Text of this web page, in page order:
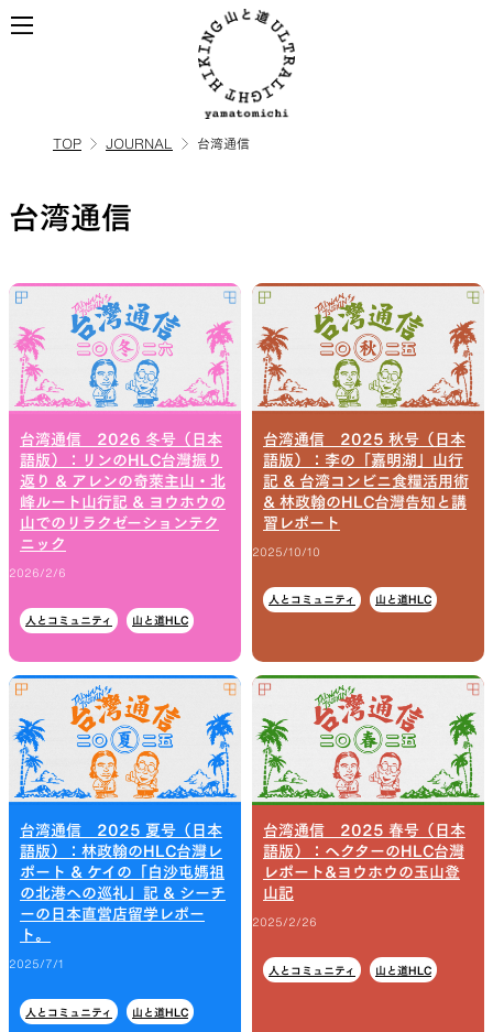
全ての製品を見る
ULハイキングのためのバック
パック
TOPS
山道具として考えられたクロー
BOTTOMS
ツ＆ショーツ
JACKETS
風や雨、寒さを防ぐシェル
HATS
ハイキングのためのヘッドウ
ア
ALL WEATHER
どんな状況にも対応する全天候
ACTIVE INSULATION
動いても蒸れにくい保温行動
TOP JOURNAL 台湾通信
台湾通信
台湾通信 2026 冬号（日本
語版）：リンのHLC台灣振り
返り & アレンの奇萊主山・北
峰ルート山行記 & ヨウホウの
山でのリラクゼーションテク
ニック
2026/2/6
人とコミュニティ 山と道HLC
台湾通信 2025 秋号（日本
語版）：李の「嘉明湖」山行
記 & 台湾コンビニ食糧活用術
& 林政翰のHLC台灣告知と講
習レポート
2025/10/10
人とコミュニティ 山と道HLC
台湾通信 2025 夏号（日本
語版）：林政翰のHLC台灣レ
ポート & ケイの「白沙屯媽祖
の北港への巡礼」記 & シーチ
ーの日本直営店留学レポー
ト。
2025/7/1
人とコミュニティ 山と道HLC
台湾通信 2025 春号（日本
語版）：ヘクターのHLC台灣
レポート&ヨウホウの玉山登
山記
2025/2/26
人とコミュニティ 山と道HLC